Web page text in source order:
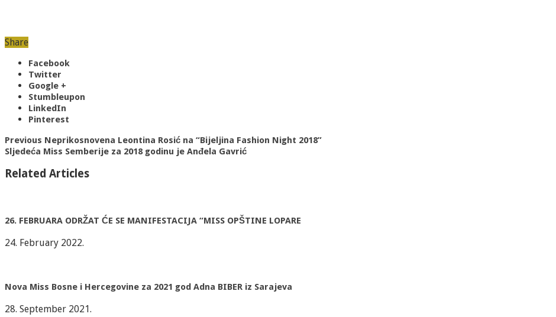
Share
Facebook
Twitter
Google +
Stumbleupon
LinkedIn
Pinterest
Previous Neprikosnovena Leontina Rosić na “Bijeljina Fashion Night 2018”
Sljedeća Miss Semberije za 2018 godinu je Anđela Gavrić
Related Articles
26. FEBRUARA ODRŽAT ĆE SE MANIFESTACIJA “MISS OPŠTINE LOPARE
24. February 2022.
Nova Miss Bosne i Hercegovine za 2021 god Adna BIBER iz Sarajeva
28. September 2021.